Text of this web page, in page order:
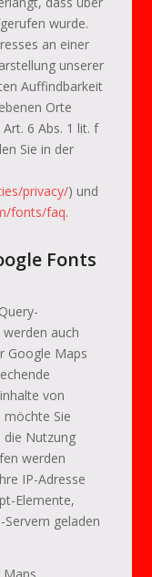
wurde.
an einer
unserer
Auffindbarkeit
Orte
6 Abs. 1 lit. f
Sie in der
privacy/) und
fonts/faq.
Fonts
auch
Google Maps
von
möchte Sie
die Nutzung
werden
IP-Adresse
Elemente,
geladen
Maps